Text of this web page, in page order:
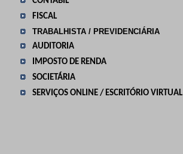
FISCAL
TRABALHISTA / PREVIDENCIÁRIA
AUDITORIA
IMPOSTO DE RENDA
SOCIETÁRIA
SERVIÇOS ONLINE / ESCRITÓRIO VIRTUAL